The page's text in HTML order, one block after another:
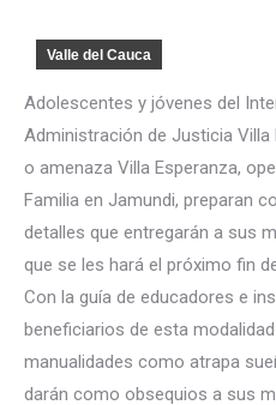
Valle del Cauca
Adolescentes y jóvenes del
Administración de Justicia
o amenaza Villa Esperanza,
Familia en Jamundi, preparan
detalles que entregarán a sus
que se les hará el próximo fin
Con la guía de educadores e
beneficiarios de esta
manualidades como atrapa
darán como obsequios a sus